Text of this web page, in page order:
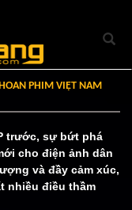
PHIM VIỆT NAM
trước, sự bứt phá
cho điện ảnh dân
và đầy cảm xúc,
nhiều điều thầm